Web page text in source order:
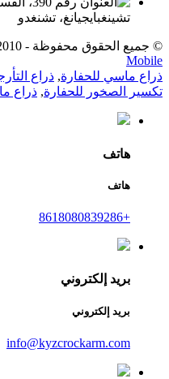
تشينغبايجيانغ، تشنغدو
© جميع الحقوق محفوظة - 2010-2025.
Mobile
ذراع ماسي للحفارة, ذراع
تكسير الصخور للحفارة, ذراع
هاتف
هاتف
+8618080839286
بريد إلكتروني
بريد إلكتروني
info@kyzcrockarm.com